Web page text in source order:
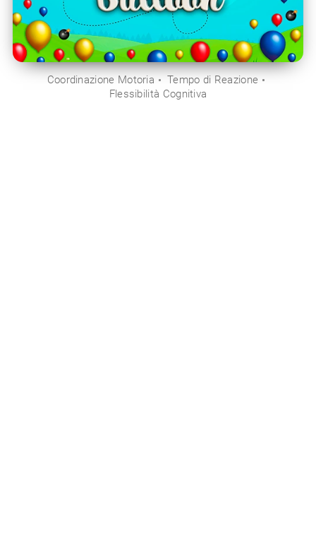
Coordinazione Motoria
Tempo di Reazione
Flessibilità Cognitiva